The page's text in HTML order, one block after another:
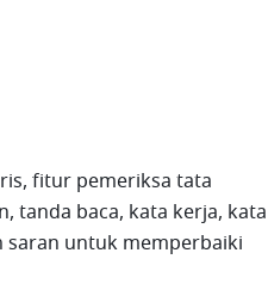
fitur pemeriksa tata
tanda baca, kata kerja, kata
saran untuk memperbaiki